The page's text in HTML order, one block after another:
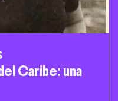
Caribe: una